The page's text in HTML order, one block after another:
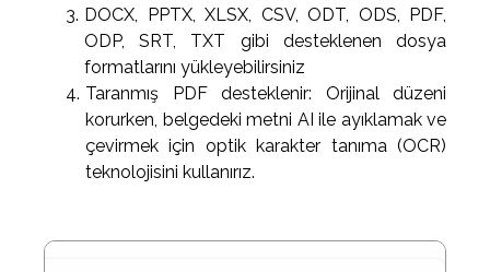
DOCX, PPTX, XLSX, CSV, ODT, ODS, PDF,
ODP, SRT, TXT gibi desteklenen dosya
formatlarını yükleyebilirsiniz
Taranmış PDF desteklenir: Orijinal düzeni
korurken, belgedeki metni AI ile ayıklamak ve
çevirmek için optik karakter tanıma (OCR)
teknolojisini kullanırız.